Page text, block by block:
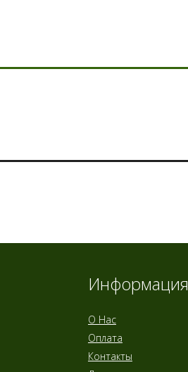
Информация
О Нас
Оплата
Контакты